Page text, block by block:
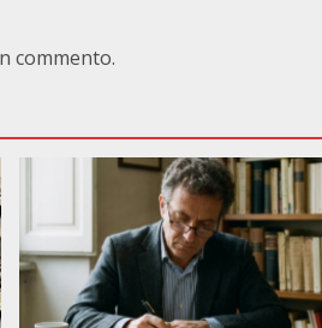
commento.